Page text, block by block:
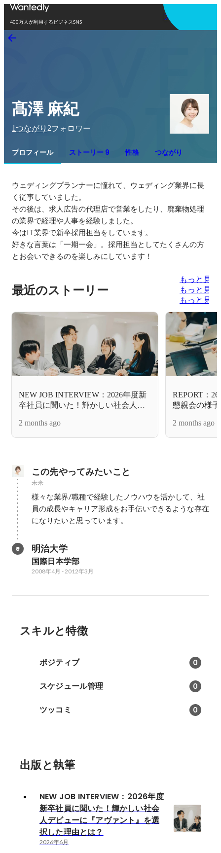
400万人が利用するビジネスSNS
アプリを使う
髙澤 麻紀
1つながり 2フォロワー
プロフィール ストーリー 9 性格 つながり
ウェディングプランナーに憧れて、ウェディング業界に長
く従事していました。
その後は、求人広告の代理店で営業をしたり、廃棄物処理
の業界で経理や人事を経験しました。
今はIT業界で新卒採用担当をしています。
好きな言葉は「一期一会」。採用担当としてたくさんの方
とお会いできるのを楽しみにしています！
最近のストーリー
もっと見る
もっと見る
もっと見る
NEW JOB INTERVIEW：2026年度新
卒社員に聞いた！輝かしい社会人デ
理由とは？
2 months ago
REPORT：
懇親会の様
2 months ago
この先やってみたいこと
未来
様々な業界/職種で経験したノウハウを活かして、社
員の成長やキャリア形成をお手伝いできるような存在
になりたいと思っています。
明治大学
国際日本学部
2008年4月 - 2012年3月
スキルと特徴
ポジティブ 0
スケジュール管理 0
ツッコミ 0
出版と執筆
NEW JOB INTERVIEW：2026年度
新卒社員に聞いた！輝かしい社会
人デビューに『アヴァント』を選
択した理由とは？
2026年6月